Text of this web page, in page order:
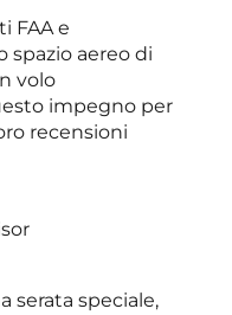
FAA e
spazio aereo di
volo
impegno per
recensioni
serata speciale,